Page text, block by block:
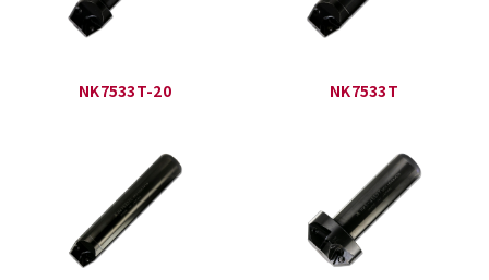
NK7533T-20 NK7533T